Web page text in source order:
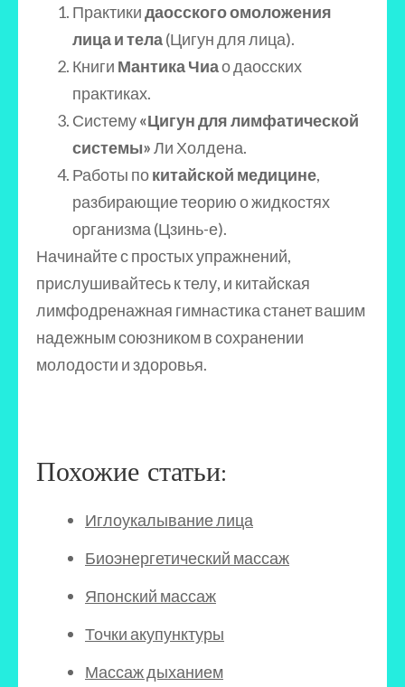
Практикидаосского омоложения
лица и тела(Цигун для лица).
Книги Мантика Чиао даосских
практиках.
Систему«Цигун для лимфатической
системы»Ли Холдена.
Работы покитайской медицине,
разбирающие теорию о жидкостях
организма (Цзинь-е).
Начинайте с простых упражнений,
прислушивайтесь к телу, и китайская
лимфодренажная гимнастика станет вашим
надежным союзником в сохранении
молодости и здоровья.
Похожие статьи:
Иглоукалывание лица
Биоэнергетический массаж
Японский массаж
Точки акупунктуры
Массаж дыханием